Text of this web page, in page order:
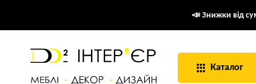
📣 Знижки від
Каталог